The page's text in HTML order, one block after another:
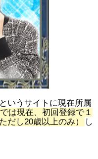
いうサイトに現在所属
は現在、初回登録で１
だし20歳以上のみ）
し